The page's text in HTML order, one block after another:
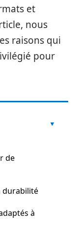
et
nous
raisons qui
pour
de
durabilité
à